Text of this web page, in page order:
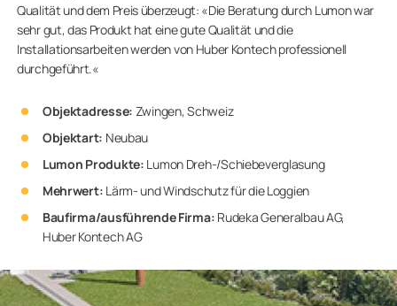
Qualität und dem Preis überzeugt: «Die Beratung durch Lumon war
sehr gut, das Produkt hat eine gute Qualität und die
Installationsarbeiten werden von Huber Kontech professionell
durchgeführt.«
Objektadresse: Zwingen, Schweiz
Objektart: Neubau
Lumon Produkte: Lumon Dreh-/Schiebeverglasung
Mehrwert: Lärm- und Windschutzfür die Loggien
Baufirma/ausführende Firma: Rudeka Generalbau AG,
Huber Kontech AG